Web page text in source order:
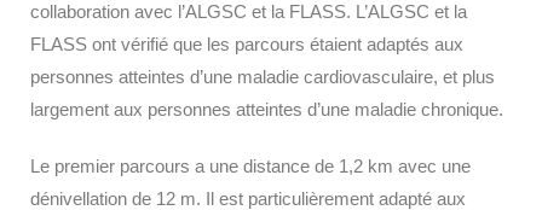
collaboration avec l’ALGSC et la FLASS. L’ALGSC et la
FLASS ont vérifié que les parcours étaient adaptés aux
personnes atteintes d’une maladie cardiovasculaire, et plus
largement aux personnes atteintes d’une maladie chronique.
Le premier parcours a une distance de 1,2 km avec une
dénivellation de 12 m. Il est particulièrement adapté aux